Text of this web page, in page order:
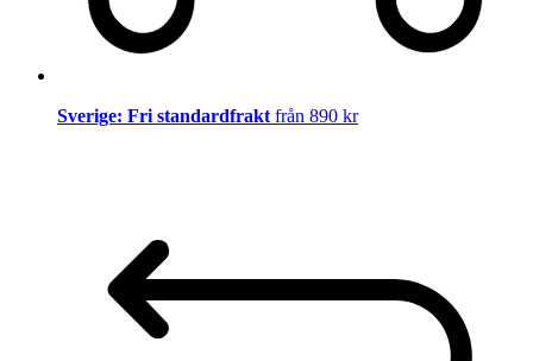
Sverige: Fri standardfrakt från 890 kr